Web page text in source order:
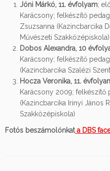
Jóni Márkó, 11. évfolyam;
Karácsony; felkészítő
Zsuzsanna (Kazincbarcika
Művészeti Szakközépiskola)
Dobos Alexandra, 10
Karácsony; felkészítő
(Kazincbarcika Szalézi
Hocza Veronika, 11.
Karácsony 2009; felkészítő
(Kazincbarcika Irinyi János
Szakközépiskola)
Fotós beszámolónkata DBS